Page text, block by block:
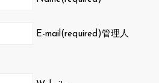
E-mail(required)管理人